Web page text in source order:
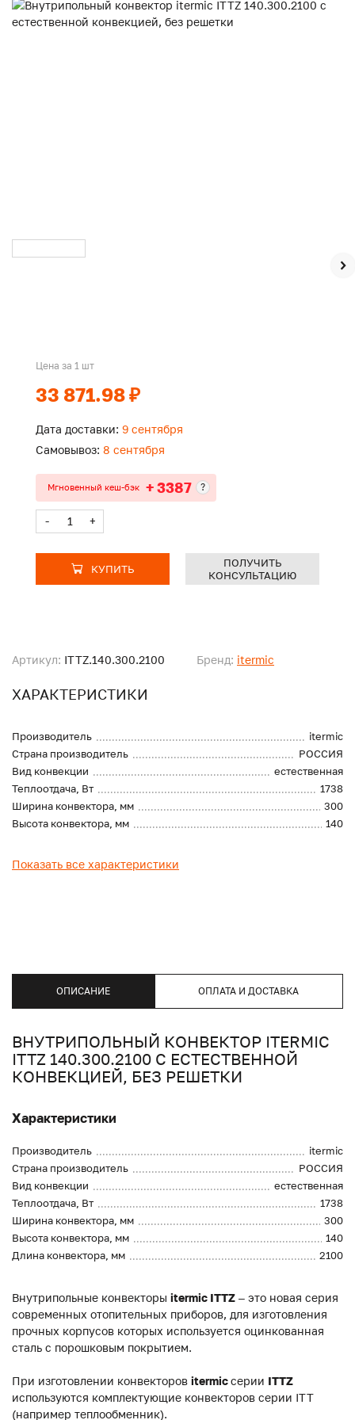
Артикул: ITTZ.140.300.2100 Бренд: itermic
ХАРАКТЕРИСТИКИ
Производитель
itermic
Страна производитель
РОССИЯ
Вид конвекции
естественная
Теплоотдача, Вт
1738
Ширина конвектора, мм
300
Высота конвектора, мм
140
Показать все характеристики
Цена за 1 шт
33 871.98 ₽
Дата доставки: 9 сентября
Самовывоз: 8 сентября
Мгновенный кеш-бэк + 3387 ?
- +
КУПИТЬ
ПОЛУЧИТЬ
КОНСУЛЬТАЦИЮ
ОПИСАНИЕ ОПЛАТА И ДОСТАВКА
ВНУТРИПОЛЬНЫЙ КОНВЕКТОР ITERMIC
ITTZ 140.300.2100 С ЕСТЕСТВЕННОЙ
КОНВЕКЦИЕЙ, БЕЗ РЕШЕТКИ
Характеристики
Производитель
itermic
Страна производитель
РОССИЯ
Вид конвекции
естественная
Теплоотдача, Вт
1738
Ширина конвектора, мм
300
Высота конвектора, мм
140
Длина конвектора, мм
2100
Внутрипольные конвекторы itermic ITTZ – это новая серия
современных отопительных приборов, для изготовления
прочных корпусов которых используется оцинкованная
сталь с порошковым покрытием.
При изготовлении конвекторов itermicсерии ITTZ
используются комплектующие конвекторов серии ITT
(например теплообменник).